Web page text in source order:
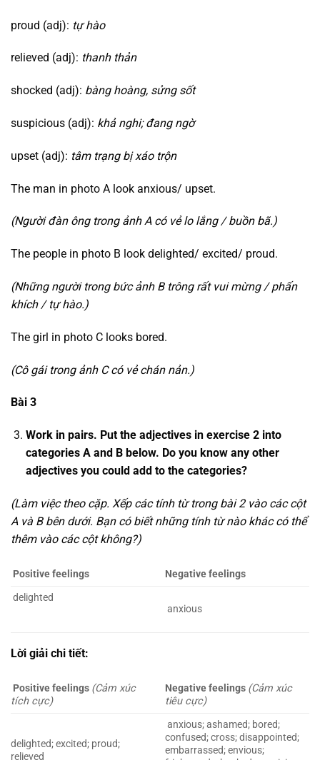
proud (adj): tự hào
relieved (adj): thanh thản
shocked (adj): bàng hoàng, sửng sốt
suspicious (adj): khả nghi; đang ngờ
upset (adj): tâm trạng bị xáo trộn
The man in photo A look anxious/ upset.
(Người đàn ông trong ảnh A có vẻ lo lắng / buồn bã.)
The people in photo B look delighted/ excited/ proud.
(Những người trong bức ảnh B trông rất vui mừng / phấn
khích / tự hào.)
The girl in photo C looks bored.
(Cô gái trong ảnh C có vẻ chán nản.)
Bài 3
Work in pairs. Put the adjectives in exercise 2 into
categories A and B below. Do you know any other
adjectives you could add to the categories?
(Làm việc theo cặp. Xếp các tính từ trong bài 2 vào các cột
A và B bên dưới. Bạn có biết những tính từ nào khác có thể
thêm vào các cột không?)
Positive feelings
Negative feelings
delighted
anxious
Lời giải chi tiết:
Positive feelings (Cảm xúc
tích cực)
Negative feelings (Cảm xúc
tiêu cực)
delighted; excited; proud;
relieved
anxious; ashamed; bored;
confused; cross; disappointed;
embarrassed; envious;